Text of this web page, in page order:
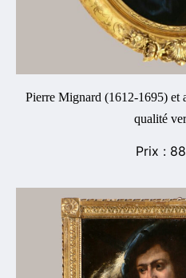
Pierre Mignard (1612-1695) et
qualité